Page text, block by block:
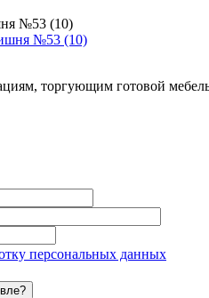
№53 (10)
торгующим готовой
персональных данных